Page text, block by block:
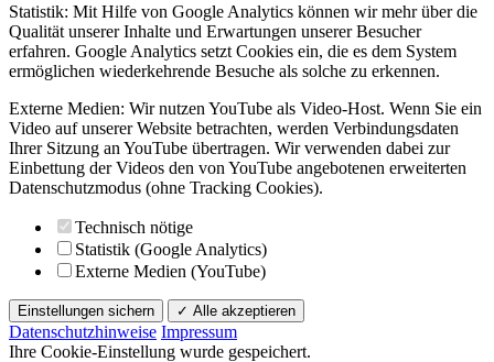
Statistik: Mit Hilfe von Google Analytics können wir mehr über die
Qualität unserer Inhalte und Erwartungen unserer Besucher
erfahren. Google Analytics setzt Cookies ein, die es dem System
ermöglichen wiederkehrende Besuche als solche zu erkennen.
Externe Medien: Wir nutzen YouTube als Video-Host. Wenn Sie ein
Video auf unserer Website betrachten, werden Verbindungsdaten
Ihrer Sitzung an YouTube übertragen. Wir verwenden dabei zur
Einbettung der Videos den von YouTube angebotenen erweiterten
Datenschutzmodus (ohne Tracking Cookies).
Technisch nötige
Statistik (Google Analytics)
Externe Medien (YouTube)
Einstellungen sichern ✓ Alle akzeptieren
Datenschutzhinweise Impressum
Ihre Cookie-Einstellung wurde gespeichert.